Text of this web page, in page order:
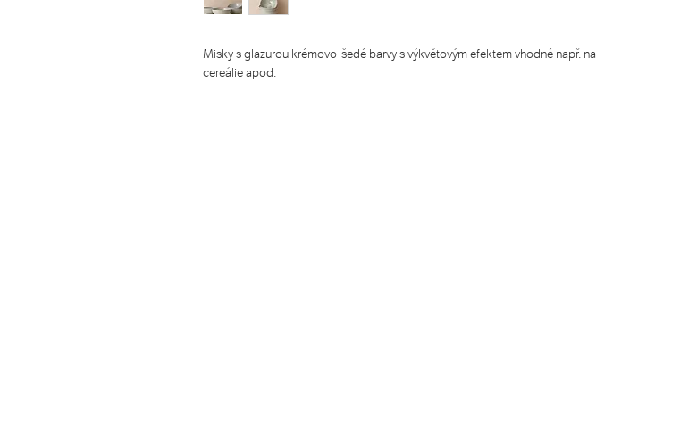
Misky s glazurou krémovo-šedé barvy s výkvětovým efektem vhodné např. na
cereálie apod.